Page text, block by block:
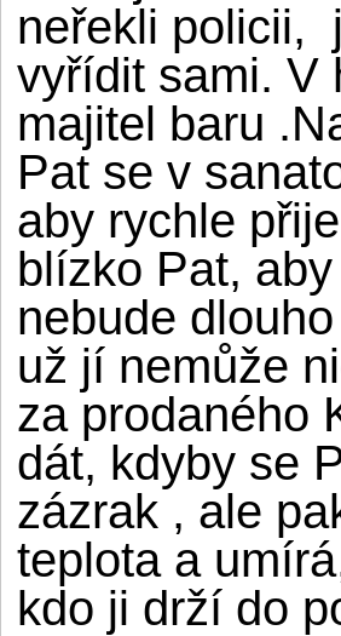
neřekli policii,
vyřídit sami. V
majitel baru
Pat se v
aby rychle
blízko Pat,
nebude
už jí nemůže
za prodaného
dát, kdyby se
zázrak , ale
teplota a
kdo ji drží do